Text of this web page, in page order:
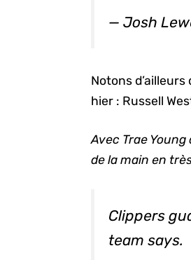
— Josh
Notons
hier : Russell
Avec Trae
de la main en
Clippers
team says.